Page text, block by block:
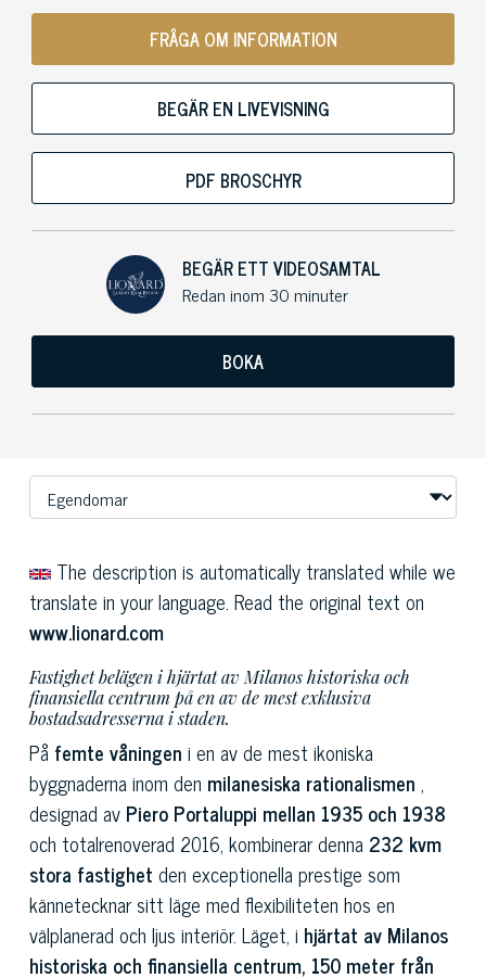
FRÅGA OM INFORMATION
BEGÄR EN LIVEVISNING
PDF BROSCHYR
BEGÄR ETT VIDEOSAMTAL
Redan inom 30 minuter
BOKA
The description is automatically translated while we
translate in your language. Read the original text on
www.lionard.com
Fastighet belägen i hjärtat av Milanos historiska och
finansiella centrum på en av de mest exklusiva
bostadsadresserna i staden.
På femte våningen i en av de mest ikoniska
byggnaderna inom den milanesiska rationalismen ,
designad av Piero Portaluppi mellan 1935 och 1938
och totalrenoverad 2016, kombinerar denna 232 kvm
stora fastighet den exceptionella prestige som
kännetecknar sitt läge med flexibiliteten hos en
välplanerad och ljus interiör. Läget, i hjärtat av Milanos
historiska och finansiella centrum, 150 meter från